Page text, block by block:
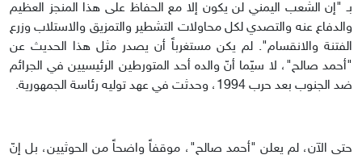
بـ "إن الشعب اليمني لن يكون إلا مع الحفاظ على هذا المنجز العظيم
والدفاع عنه والتصدي لكل محاولات التشطير والتمزيق والاستلاب وزرع
الفتنة والانقسام". لم يكن مستغرباً أن يصدر مثل هذا الحديث عن
"أحمد صالح"، لا سيّما أنّ والده أحد المتورطين الرئيسيين في الجرائم
ضد الجنوب بعد حرب 1994، وحدثت في عهد توليه رئاسة الجمهورية.
حتى الآن، لم يعلن "أحمد صالح"، موقفاً واضحاً من الحوثيين، بل إنّ